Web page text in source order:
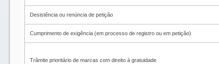
Desistência ou renúncia de petição
Cumprimento de exigência (em processo de registro ou em petição)
Trâmite prioritário de marcas com direito à gratuidade